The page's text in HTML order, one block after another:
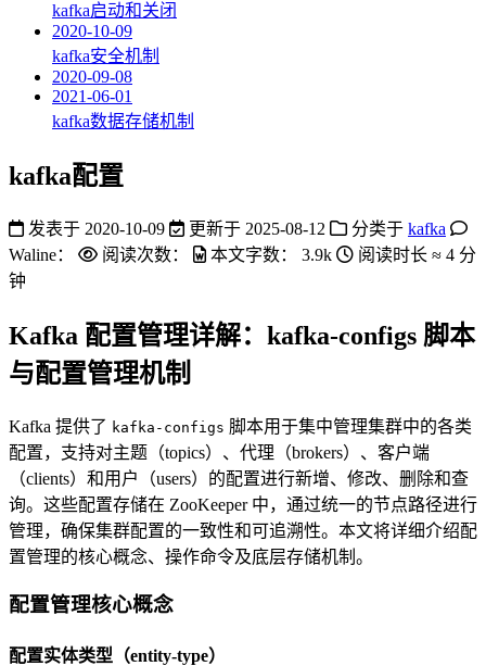
kafka启动和关闭
2020-10-09
kafka安全机制
2020-09-08
2021-06-01
kafka数据存储机制
kafka配置
发表于 2020-10-09 更新于 2025-08-12 分类于 kafka
Waline：
阅读次数： 本文字数： 3.9k 阅读时长 ≈ 4 分
钟
Kafka 配置管理详解：kafka-configs 脚本
与配置管理机制
Kafka 提供了 kafka-configs 脚本用于集中管理集群中的各类
配置，支持对主题（topics）、代理（brokers）、客户端
（clients）和用户（users）的配置进行新增、修改、删除和查
询。这些配置存储在 ZooKeeper 中，通过统一的节点路径进行
管理，确保集群配置的一致性和可追溯性。本文将详细介绍配
置管理的核心概念、操作命令及底层存储机制。
配置管理核心概念
配置实体类型（entity-type）